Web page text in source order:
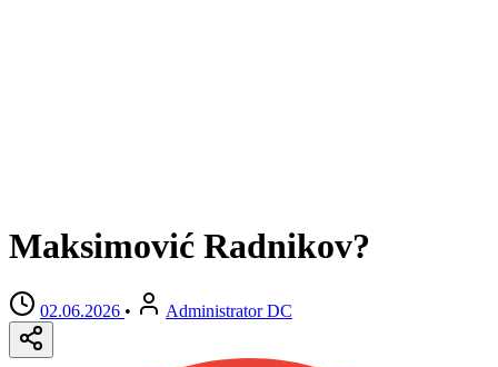
Maksimović Radnikov?
02.06.2026 • Administrator DC